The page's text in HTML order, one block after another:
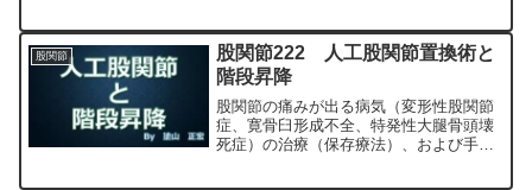
科専門医（人工関節手術を専門）の塗山
正宏が色々と説明します。
股関節
股関節222 人工股関節置換術と
階段昇降
股関節の痛みが出る病気（変形性股関節
症、寛骨臼形成不全、特発性大腿骨頭壊
死症）の治療（保存療法）、および手術